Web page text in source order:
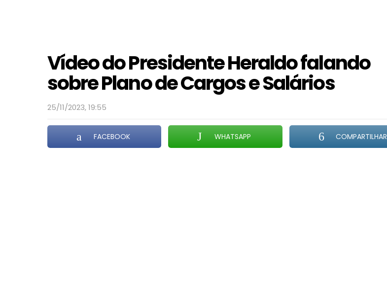
Vídeo do Presidente Heraldo falando
sobre Plano de Cargos e Salários
25/11/2023, 19:55
FACEBOOK WHATSAPP COMPARTILHAR